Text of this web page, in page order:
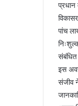
प्रधान
पांच
इस
संजीव